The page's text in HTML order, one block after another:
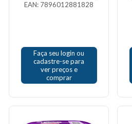
EAN: 7896012881828
Faça seu login ou
cadastre-se para
ver preços e
comprar